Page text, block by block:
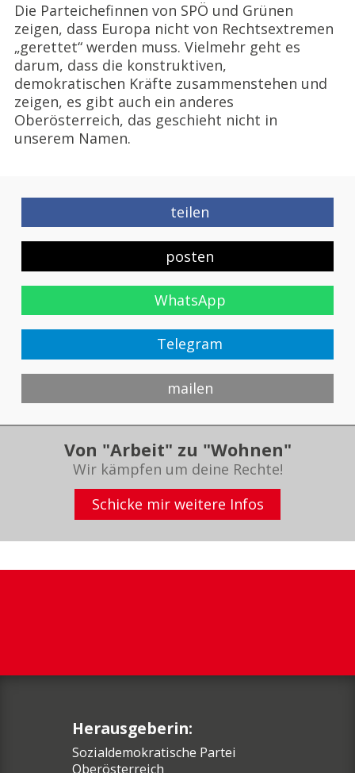
Die Parteichefinnen von SPÖ und Grünen
zeigen, dass Europa nicht von Rechtsextremen
„gerettet“ werden muss. Vielmehr geht es
darum, dass die konstruktiven,
demokratischen Kräfte zusammenstehen und
zeigen, es gibt auch ein anderes
Oberösterreich, das geschieht nicht in
unserem Namen.
teilen
posten
WhatsApp
Telegram
mailen
Von "Arbeit" zu "Wohnen"
Wir kämpfen um deine Rechte!
Schicke mir weitere Infos
Herausgeberin:
Sozialdemokratische Partei
Oberösterreich